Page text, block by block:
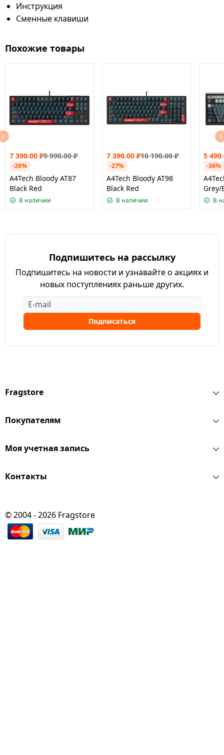
Инструкция
Сменные клавиши
Похожие товары
7 390.00 ₽9 990.00₽
-26%
A4Tech Bloody AT87
Black Red
В наличии
7 390.00 ₽10 190.00₽
-27%
A4Tech Bloody AT98
Black Red
В наличии
5
-36%
Grey/
В
Подпишитесь на рассылку
Подпишитесь на новости и узнавайте о акциях и
новых поступлениях раньше других.
Подписаться
Fragstore
Покупателям
Моя учетная запись
Контакты
© 2004 - 2026 Fragstore